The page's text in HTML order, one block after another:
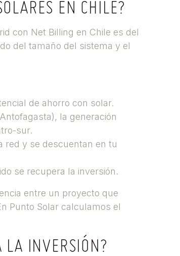
EN CHILE?
con Net Billing en Chile es del
del tamaño del sistema y el
de ahorro con solar.
la generación
sur.
red y se descuentan en tu
se recupera la inversión.
entre un proyecto que
Punto Solar calculamos el
LA INVERSIÓN?